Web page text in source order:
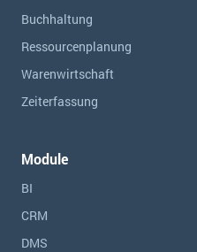
Buchhaltung
Ressourcen­planung
Warenwirtschaft
Zeiterfassung
Module
BI
CRM
DMS